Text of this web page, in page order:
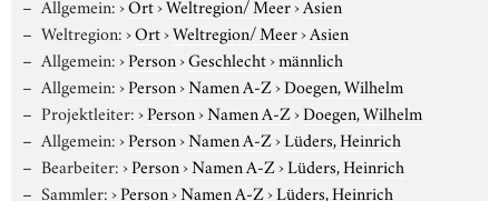
Allgemein:›Ort›Weltregion/ Meer›Asien
Weltregion:›Ort›Weltregion/ Meer›Asien
Allgemein:›Person›Geschlecht›männlich
Allgemein:›Person›Namen A-Z›Doegen, Wilhelm
Projektleiter:›Person›Namen A-Z›Doegen, Wilhelm
Allgemein:›Person›Namen A-Z›Lüders, Heinrich
Bearbeiter:›Person›Namen A-Z›Lüders, Heinrich
Sammler:›Person›Namen A-Z›Lüders, Heinrich